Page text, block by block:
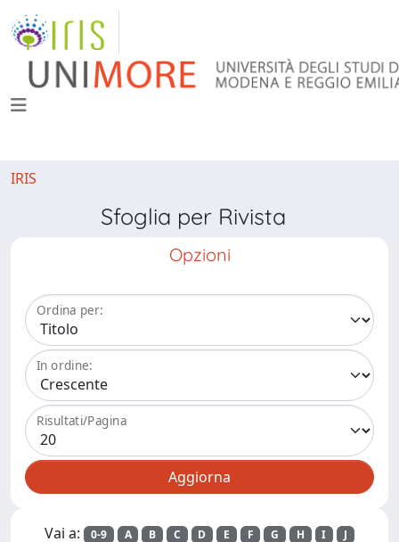
IRIS
Sfoglia per Rivista
Opzioni
Ordina per:
In ordine:
Risultati/Pagina
Vai a: 0-9 A B C D E F G H I
J